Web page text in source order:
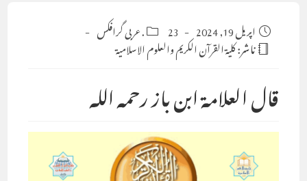
Post
published:
اپریل 19, 2024 Post
category:
23. عربی گرافکس
ناشر:كلية القرآن الكريم والعلوم الاسلامية
قال العلامة ابن باز رحمه الله